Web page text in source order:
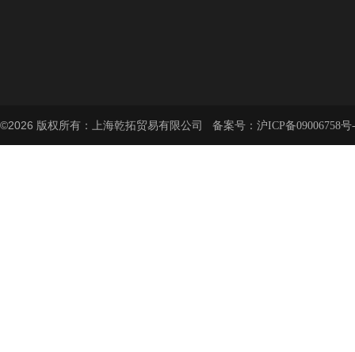
©2026 版权所有：上海乾拓贸易有限公司 备案号： 沪ICP备09006758号